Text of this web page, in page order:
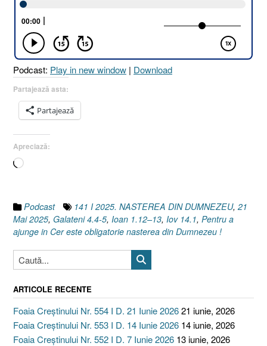
[Iov
I
Galateni
4.4-
5
I
Ioan
13]
21
Podcast: Play in new window | Download
Partajează asta:
Partajează
Apreciază:
Încarc...
Podcast 141 I 2025. NASTEREA DIN DUMNEZEU, 21
Mai 2025, Galateni 4.4-5, Ioan 1.12–13, Iov 14.1, Pentru a
ajunge in Cer este obligatorie nasterea din Dumnezeu !
ARTICOLE RECENTE
Foaia Creștinului Nr. 554 I D. 21 Iunie 202621 iunie, 2026
Foaia Creștinului Nr. 553 I D. 14 Iunie 2026 14 iunie, 2026
Foaia Creștinului Nr. 552 I D. 7 Iunie 2026 13 iunie, 2026